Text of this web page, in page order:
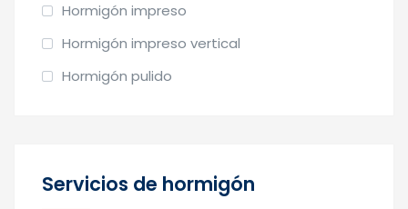
Hormigón impreso
Hormigón impreso vertical
Hormigón pulido
Servicios de hormigón